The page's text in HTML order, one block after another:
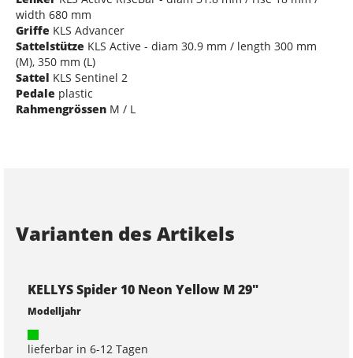
width 680 mm
Griffe KLS Advancer
Sattelstütze KLS Active - diam 30.9 mm / length 300 mm
(M), 350 mm (L)
Sattel KLS Sentinel 2
Pedale plastic
Rahmengrössen M / L
Varianten des Artikels
KELLYS Spider 10 Neon Yellow M 29"
Modelljahr
lieferbar in 6-12 Tagen